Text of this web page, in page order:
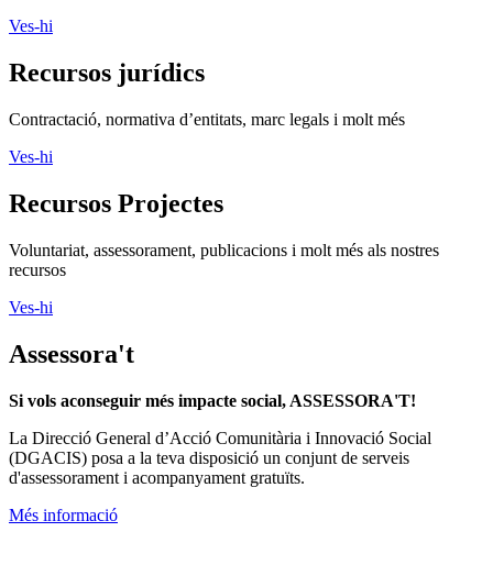
Ves-hi
Recursos jurídics
Contractació, normativa d’entitats, marc legals i molt més
Ves-hi
Recursos Projectes
Voluntariat, assessorament, publicacions i molt més als nostres
recursos
Ves-hi
Assessora't
Si vols aconseguir més impacte social, ASSESSORA'T!
La Direcció General d’Acció Comunitària i Innovació Social
(DGACIS) posa a la teva disposició un conjunt de serveis
d'assessorament i acompanyament gratuïts.
Més informació